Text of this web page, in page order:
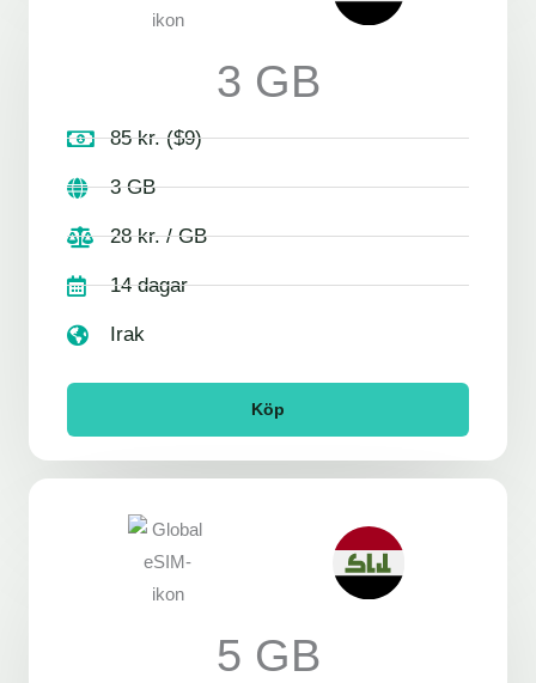
3 GB
85 kr. ($9)
3 GB
28 kr. / GB
14 dagar
Irak
Köp
5 GB